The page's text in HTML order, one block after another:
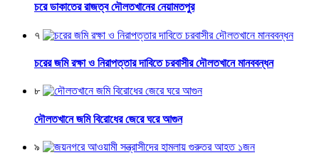
চরে ডাকাতের রাজত্ব দৌলতখানের নেয়ামতপুর
৭
চরের জমি রক্ষা ও নিরাপত্তার দাবিতে চরবাসীর দৌলতখানে মানববন্ধন
৮
দৌলতখানে জমি বিরোধের জেরে ঘরে আগুন
৯